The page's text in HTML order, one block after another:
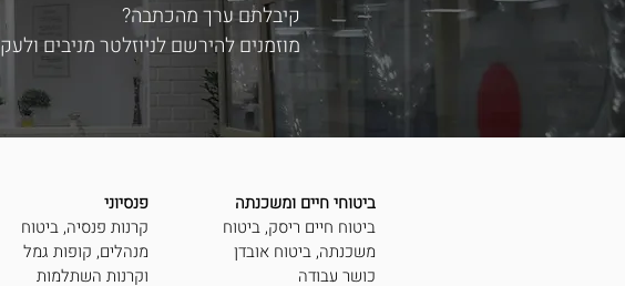
קיבלתם ערך מהכתבה?
מוזמנים להירשם לניוזלטר מניבים
פנסיוני
קרנות פנסיה, ביטוח
מנהלים, קופות גמל
וקרנות השתלמות
ביטוחי חיים ומשכנתה
ביטוח חיים ריסק,ביטוח
משכנתה, ביטוח אובדן
כושר עבודה